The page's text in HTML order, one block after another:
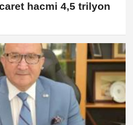
hacmi 4,5 trilyon